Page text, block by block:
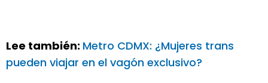
Lee también: Metro CDMX: ¿Mujeres trans
pueden viajar en el vagón exclusivo?